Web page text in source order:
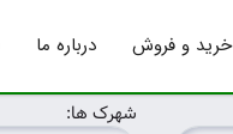
خرید و فروش درباره ما
شهرک ها: